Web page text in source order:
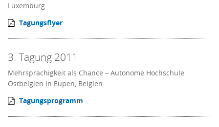
Luxemburg
Tagungsflyer
3. Tagung 2011
Mehrsprachigkeit als Chance – Autonome Hochschule
Ostbelgien in Eupen, Belgien
Tagungsprogramm